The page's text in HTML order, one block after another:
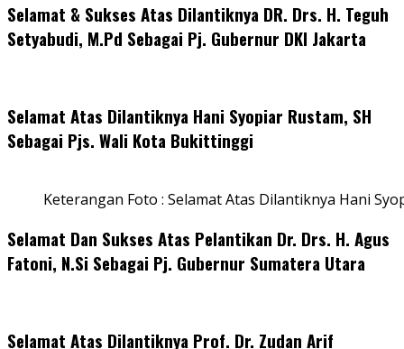
Selamat & Sukses Atas Dilantiknya DR. Drs. H. Teguh
Setyabudi, M.Pd Sebagai Pj. Gubernur DKI Jakarta
Selamat Atas Dilantiknya Hani Syopiar Rustam, SH
Sebagai Pjs. Wali Kota Bukittinggi
Keterangan Foto : Selamat Atas Dilantiknya Hani
Selamat Dan Sukses Atas Pelantikan Dr. Drs. H. Agus
Fatoni, N.Si Sebagai Pj. Gubernur Sumatera Utara
Selamat Atas Dilantiknya Prof. Dr. Zudan Arif